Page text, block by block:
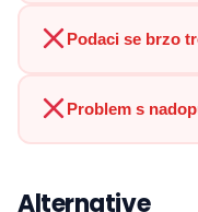
Podaci se brzo
Problem s
Alternative